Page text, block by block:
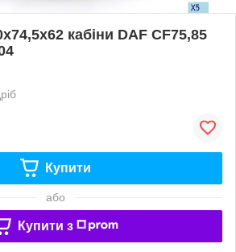
кабіни DAF CF75,85
Купити
або
Купити з